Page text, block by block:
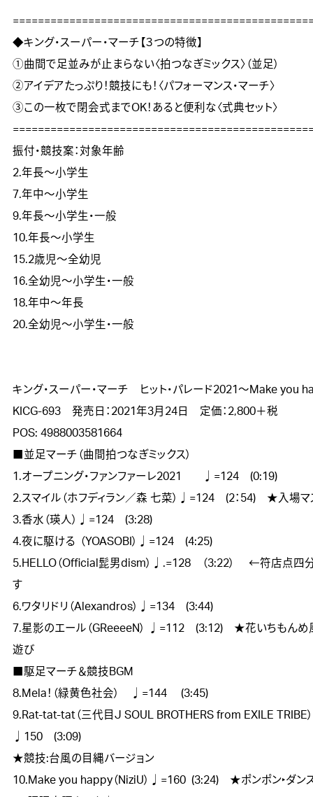
◆キング・スーパー・マーチ【３つの特徴】
①曲間で足並みが止まらない〈拍つなぎミックス〉（並足）
②アイデアたっぷり！競技にも！〈パフォーマンス・マーチ〉
③この一枚で閉会式までOK！あると便利な〈式典セット〉
振付・競技案：対象年齢
2.年長～小学生
7.年中～小学生
9.年長～小学生・一般
10.年長～小学生
15.2歳児～全幼児
16.全幼児～小学生・一般
18.年中～年長
20.全幼児～小学生・一般
キング・スーパー・マーチ　ヒット・パレード2021～Make you
KICG-693　発売日：2021年3月24日　定価：2,800＋税
POS: 4988003581664
■並足マーチ（曲間拍つなぎミックス）
1.オープニング・ファンファーレ2021	　♩=124　(0:19)
2.スマイル（ホフディラン／森 七菜）♩=124　(2：54)　★入場
3.香水（瑛人）♩=124　(3:28)
4.夜に駆ける	（YOASOBI）♩=124　(4:25)
5.HELLO（Official髭男dism）♩.=128　（3:22） 　←符店点四
す
6.ワタリドリ（Alexandros）♩=134　(3:44)
7.星影のエール（GReeeeN） ♩=112　(3:12)　★花いちもんめ
遊び
■駆足マーチ＆競技BGM
8.Mela！（緑黄色社会）　♩=144 　(3:45)
9.Rat-tat-tat（三代目J SOUL BROTHERS from EXILE TRIBE）
♩150　(3:09)
★競技:台風の目縄バージョン
10.Make you happy（NiziU）♩=160  (3:24)　★ポンポン‣ダン